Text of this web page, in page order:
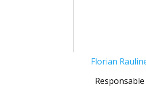
Florian
Responsable